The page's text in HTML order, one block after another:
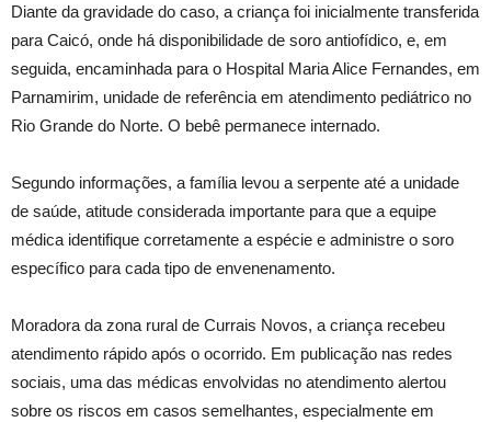
Diante da gravidade do caso, a criança foi inicialmente transferida
para Caicó, onde há disponibilidade de soro antiofídico, e, em
seguida, encaminhada para o Hospital Maria Alice Fernandes, em
Parnamirim, unidade de referência em atendimento pediátrico no
Rio Grande do Norte. O bebê permanece internado.
Segundo informações, a família levou a serpente até a unidade
de saúde, atitude considerada importante para que a equipe
médica identifique corretamente a espécie e administre o soro
específico para cada tipo de envenenamento.
Moradora da zona rural de Currais Novos, a criança recebeu
atendimento rápido após o ocorrido. Em publicação nas redes
sociais, uma das médicas envolvidas no atendimento alertou
sobre os riscos em casos semelhantes, especialmente em